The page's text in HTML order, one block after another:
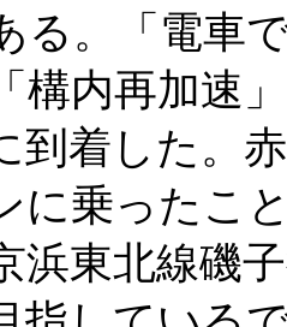
る。「電車
構内再加速
到着した。
に乗ったこ
浜東北線磯